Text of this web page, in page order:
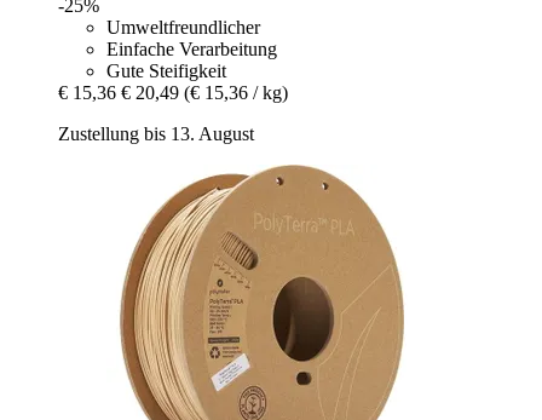
-25%
Umweltfreundlicher
Einfache Verarbeitung
Gute Steifigkeit
€ 15,36 € 20,49 (€ 15,36 / kg)
Zustellung bis 13. August